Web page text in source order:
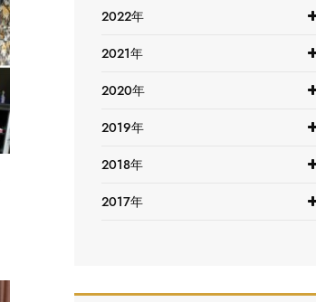
2022年
2021年
2020年
2019年
2018年
2017年